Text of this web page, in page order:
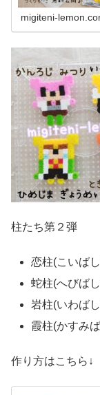
migiteni-
柱たち第２弾
恋柱(こいば
蛇柱(へびば
岩柱(いわば
霞柱(かすみ
作り方はこちら↓